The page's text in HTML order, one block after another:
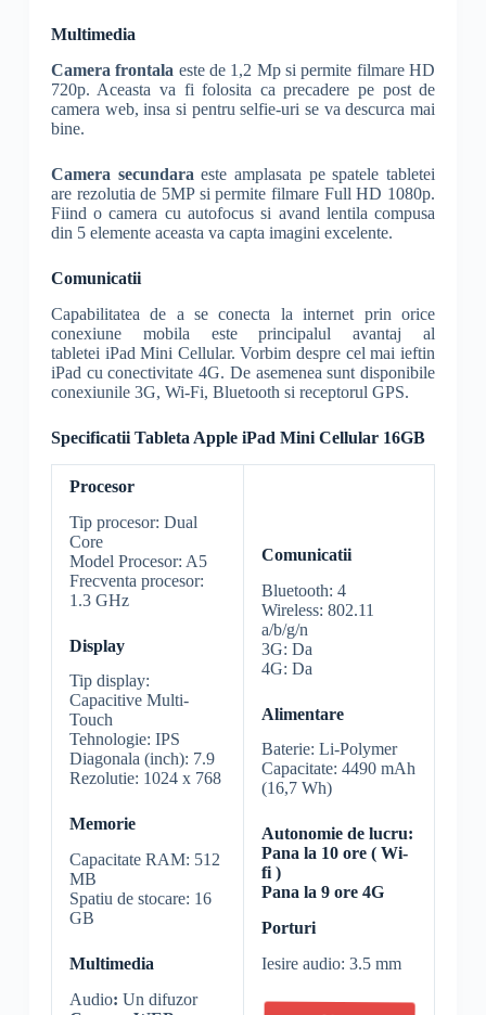
Multimedia
Camera frontala este de 1,2 Mp si permite filmare HD
720p. Aceasta va fi folosita ca precadere pe post de
camera web, insa si pentru selfie-uri se va descurca mai
bine.
Camera secundara este amplasata pe spatele tabletei
are rezolutia de 5MP si permite filmare Full HD 1080p.
Fiind o camera cu autofocus si avand lentila compusa
din 5 elemente aceasta va capta imagini excelente.
Comunicatii
Capabilitatea de a se conecta la internet prin orice
conexiune mobila este principalul avantaj al
tabletei iPad Mini Cellular. Vorbim despre cel mai ieftin
iPad cu conectivitate 4G. De asemenea sunt disponibile
conexiunile 3G, Wi-Fi, Bluetooth si receptorul GPS.
Specificatii Tableta Apple iPad Mini Cellular 16GB
Procesor
Tip procesor: Dual
Core
Model Procesor: A5
Frecventa procesor:
1.3 GHz
Display
Tip display:
Capacitive Multi-
Touch
Tehnologie: IPS
Diagonala (inch): 7.9
Rezolutie: 1024 x 768
Memorie
Capacitate RAM: 512
MB
Spatiu de stocare: 16
GB
Multimedia
Audio: Un difuzor
Comunicatii
Bluetooth: 4
Wireless: 802.11
a/b/g/n
3G: Da
4G: Da
Alimentare
Baterie: Li-Polymer
Capacitate: 4490 mAh
(16,7 Wh)
Autonomie de lucru:
Pana la 10 ore ( Wi-
fi )
Pana la 9 ore 4G
Porturi
Iesire audio: 3.5 mm